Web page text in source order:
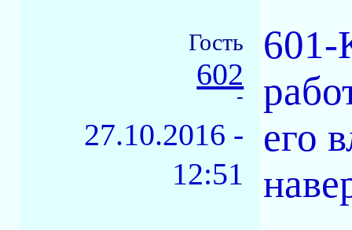
Гость
602
-
27.10.2016 -
12:51
601-
его